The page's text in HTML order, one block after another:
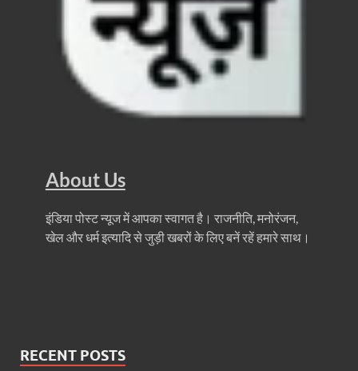
About Us
इंडिया पोस्ट न्यूज में आपका स्वागत है। राजनीति, मनोरंजन,
खेल और धर्म इत्यादि से जुड़ी खबरों के लिए बनें रहें हमारे साथ।
RECENT POSTS